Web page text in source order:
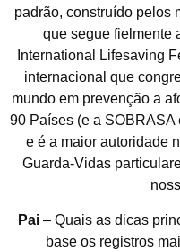
padrão, construído pelos
que segue fielmente
International Lifesaving
internacional que
mundo em prevenção a
90 Países (e a
e é a maior autoridade
Guarda-Vidas
Pai – Quais as dicas
base os registros